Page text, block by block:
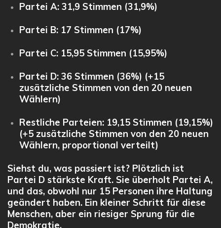
Partei A: 31,9 Stimmen (31,9%)
Partei B: 17 Stimmen (17%)
Partei C: 15,95 Stimmen (15,95%)
Partei D: 36 Stimmen (36%) (+15
zusätzliche Stimmen von den 20 neuen
Wählern)
Restliche Parteien: 19,15 Stimmen (19,15%)
(+5 zusätzliche Stimmen von den 20 neuen
Wählern, proportional verteilt)
Siehst du, was passiert ist? Plötzlich ist
Partei D stärkste Kraft. Sie überholt Partei A,
und das, obwohl nur 15 Personen ihre Haltung
geändert haben. Ein kleiner Schritt für diese
Menschen, aber ein riesiger Sprung für die
Demokratie.